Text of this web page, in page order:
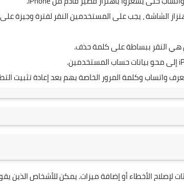
هي النقر ببساطة على كلمة حذف.
واتسابوكلمة المرور الخاصة بهم بعد إعادة تثبيت
لإصلاح الأخطاء أو إضافة ميزات. يمكن للأشخاص